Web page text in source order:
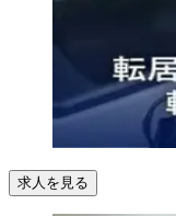
求人を見る